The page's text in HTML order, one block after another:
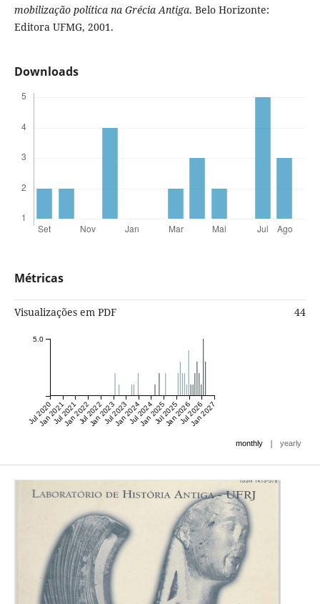
mobilização política na Grécia Antiga. Belo Horizonte:
Editora UFMG, 2001.
Downloads
Métricas
Visualizações em PDF 44
Jul 2020
Jan 2021Jul 2021
Jan 2022Jul 2022
Jan 2023Jul 2023
Jan 2024Jul 2024
Jan 2025Jul 2025
Jan 2026Jul 2026
Jan 2027
5.0
monthly | yearly